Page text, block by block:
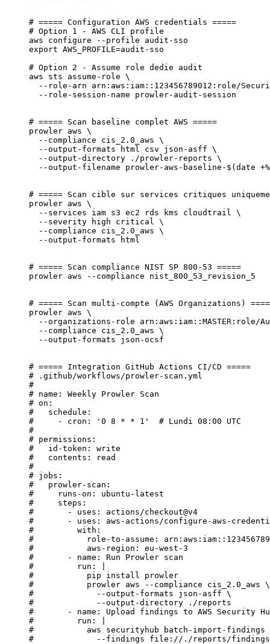
# ===== Configuration AWS credentials =====
# Option 1 - AWS CLI profile
aws configure --profile audit-sso
export AWS_PROFILE=audit-sso
# Option 2 - Assume role dedie audit
aws sts assume-role \
  --role-arn
arn:aws:iam::123456789012:role/
  --role-session-name
prowler-audit-session
# ===== Scan baseline complet AWS =====
prowler aws \
  --compliance
cis_2.0_aws \
  --output-formats
html csv json-asff \
  --output-directory
./prowler-reports \
  --output-filename
prowler-aws-baseline- $( date
# ===== Scan cible sur services critiques
prowler aws \
  --services
iam s3 ec2 rds kms cloudtrail
\
  --severity
high critical
\
  --compliance
cis_2.0_aws \
  --output-formats
html
# ===== Scan compliance NIST SP 800-53 =====
prowler aws --compliance nist_800_53_revision_5
# ===== Scan multi-compte (AWS Organizations)
prowler aws \
  --organizations-role
arn:aws:iam::MASTER:role/
  --compliance
cis_2.0_aws \
  --output-formats
json-ocsf
# ===== Integration GitHub Actions CI/CD =====
# .github/workflows/prowler-scan.yml
#
# name: Weekly Prowler Scan
# on:
#   schedule:
#     - cron: '0 8 * * 1'  # Lundi 08:00 UTC
#
# permissions:
#   id-token: write
#   contents: read
#
# jobs:
#   prowler-scan:
#     runs-on: ubuntu-latest
#     steps:
#       - uses: actions/checkout@v4
#       - uses: aws-actions/configure-aws-
#         with:
#           role-to-assume:
#           aws-region: eu-west-3
#       - name: Run Prowler scan
#         run: |
#           pip install prowler
#           prowler aws --compliance cis_2.0_aws \
#             --output-formats json-asff \
#             --output-directory ./reports
#       - name: Upload findings to AWS Security
#         run: |
#           aws securityhub batch-import-findings
#             --findings file://./reports/